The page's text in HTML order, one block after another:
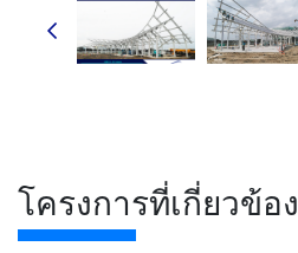
โครงการที่เกี่ยวข้อง